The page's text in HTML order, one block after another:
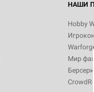
НАШИ
Hobby
Игрокон
Мир
Берсерк